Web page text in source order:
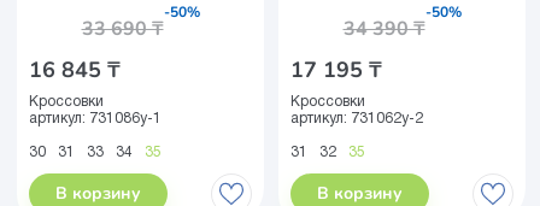
16 845 ₸
33 690 ₸
-50%
Кроссовки
артикул: 731086у-1
30 31 33 34 35
В корзину
17 195 ₸
34 390 ₸
-50%
Кроссовки
артикул: 731062у-2
31 32 35
В корзину